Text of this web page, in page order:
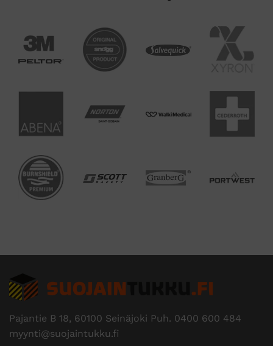
Pajantie B 18, 60100 Seinäjoki Puh. 0400 600 484
myynti@suojaintukku.fi